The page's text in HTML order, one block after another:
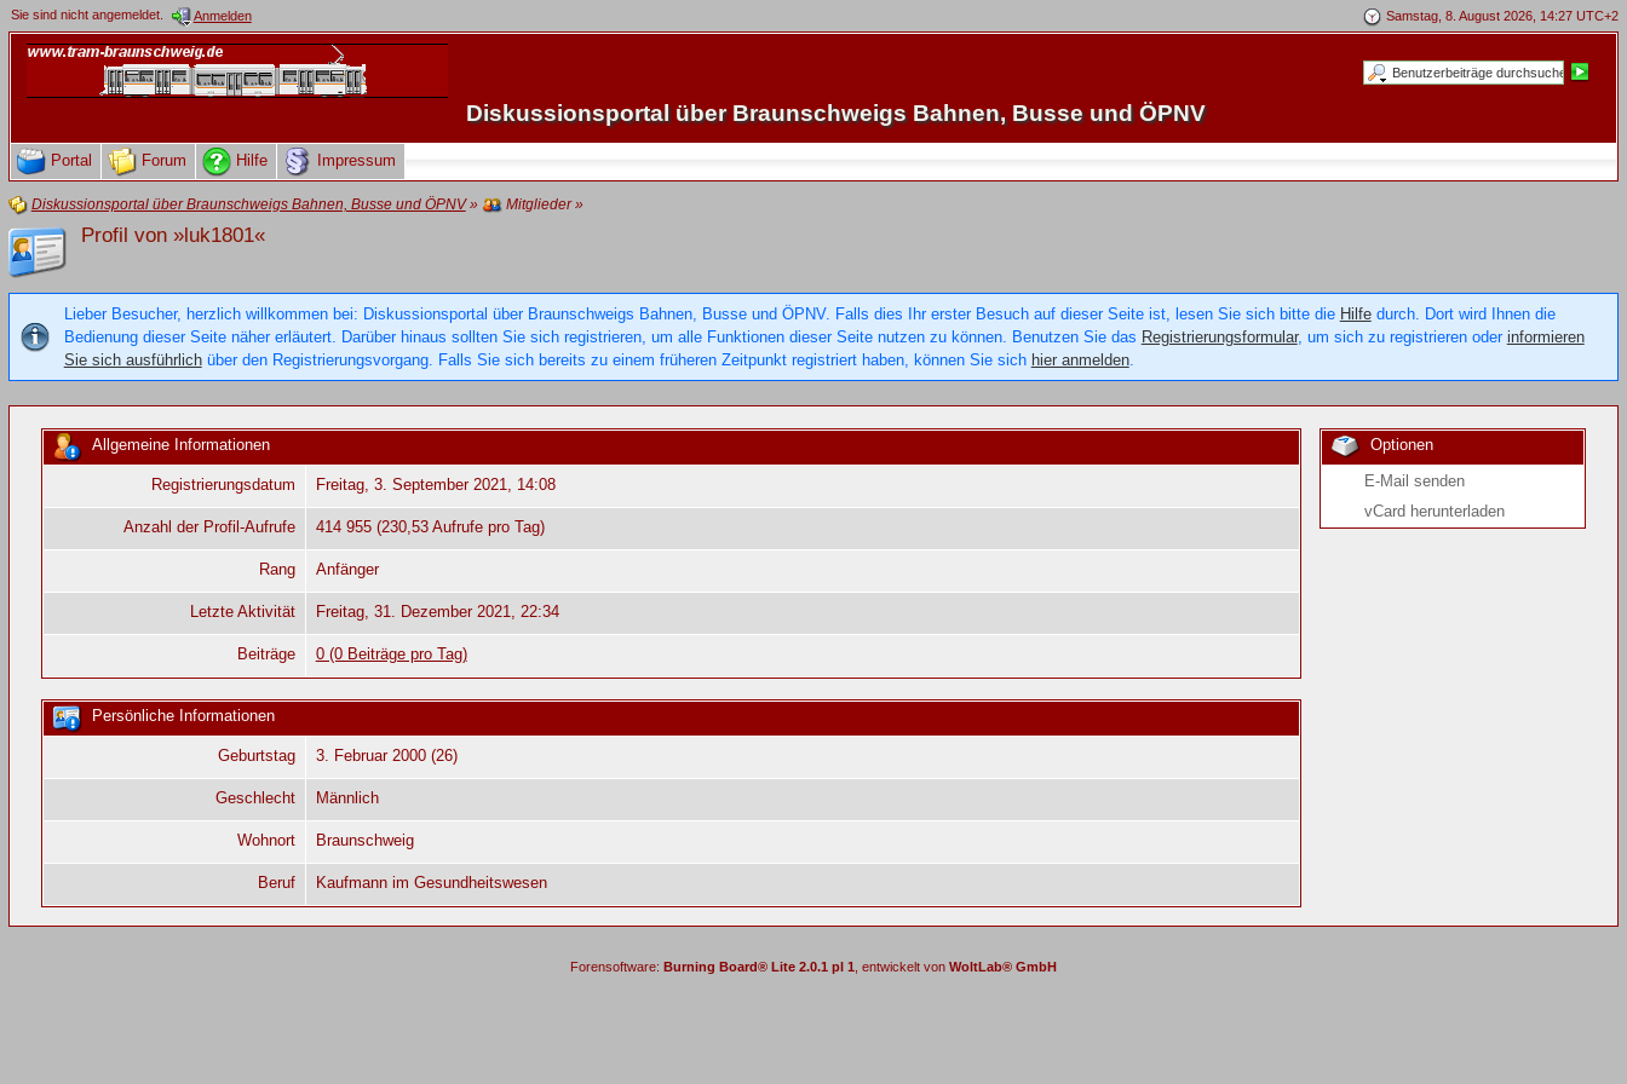
Samstag, 8. August 2026, 14:27 UTC+2
Sie sind nicht angemeldet. Anmelden
Diskussionsportal über Braunschweigs Bahnen, Busse und ÖPNV
Portal Forum Hilfe Impressum
Diskussionsportal über Braunschweigs Bahnen, Busse und ÖPNV» Mitglieder»
Profil von »luk1801«
Lieber Besucher, herzlich willkommen bei: Diskussionsportal über Braunschweigs Bahnen, Busse und ÖPNV. Falls dies Ihr erster Besuch auf dieser Seite ist, lesen Sie sich bitte die Hilfedurch. Dort wird Ihnen die
Bedienung dieser Seite näher erläutert. Darüber hinaus sollten Sie sich registrieren, um alle Funktionen dieser Seite nutzen zu können. Benutzen Sie das Registrierungsformular, um sich zu registrieren oder informieren
Sie sich ausführlichüber den Registrierungsvorgang. Falls Sie sich bereits zu einem früheren Zeitpunkt registriert haben, können Sie sich hier anmelden.
Optionen
E-Mail senden
vCard herunterladen
Allgemeine Informationen
Registrierungsdatum Freitag, 3. September 2021, 14:08
Anzahl der Profil-Aufrufe 414 955 (230,53 Aufrufe pro Tag)
Rang Anfänger
Letzte Aktivität Freitag, 31. Dezember 2021, 22:34
Beiträge 0 (0 Beiträge pro Tag)
Persönliche Informationen
Geburtstag 3. Februar 2000 (26)
Geschlecht Männlich
Wohnort Braunschweig
Beruf Kaufmann im Gesundheitswesen
Forensoftware: Burning Board® Lite 2.0.1 pl 1 , entwickelt von WoltLab® GmbH